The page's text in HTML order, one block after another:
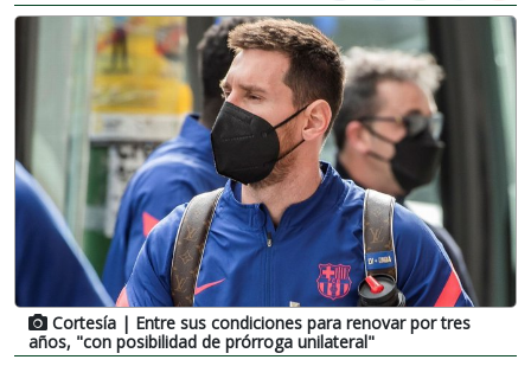
Cortesía | Entre sus condiciones para renovar por tres
años, "con posibilidad de prórroga unilateral"